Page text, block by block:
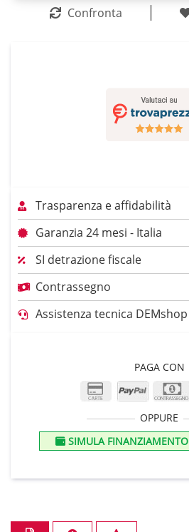
Confronta
Trasparenza e affidabilità
Garanzia 24 mesi - Italia
SI detrazione fiscale
Contrassegno
Assistenza tecnica DEMshop
PAGA CON
OPPURE
SIMULA FINANZIAMENTO